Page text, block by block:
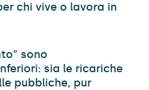
chi vive o lavora in
sono
sia le ricariche
pubbliche, pur